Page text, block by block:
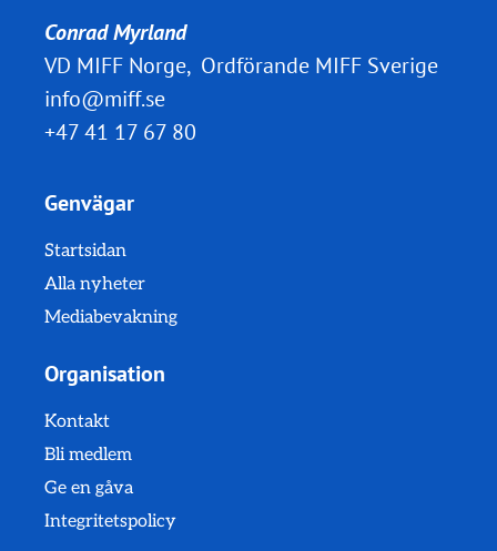
Conrad Myrland
VD MIFF Norge, Ordförande MIFF Sverige
info@miff.se
+47 41 17 67 80
Genvägar
Startsidan
Alla nyheter
Mediabevakning
Organisation
Kontakt
Bli medlem
Ge en gåva
Integritetspolicy